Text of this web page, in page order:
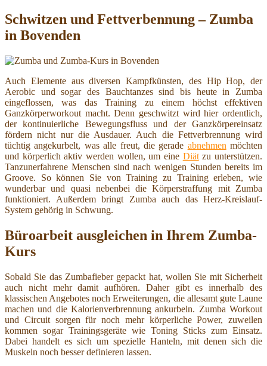
Schwitzen und Fettverbennung – Zumba
in Bovenden
Auch Elemente aus diversen Kampfkünsten, des Hip Hop, der
Aerobic und sogar des Bauchtanzes sind bis heute in Zumba
eingeflossen, was das Training zu einem höchst effektiven
Ganzkörperworkout macht. Denn geschwitzt wird hier ordentlich,
der kontinuierliche Bewegungsfluss und der Ganzkörpereinsatz
fördern nicht nur die Ausdauer. Auch die Fettverbrennung wird
tüchtig angekurbelt, was alle freut, die gerade abnehmen möchten
und körperlich aktiv werden wollen, um eine Diätzu unterstützen.
Tanzunerfahrene Menschen sind nach wenigen Stunden bereits im
Groove. So können Sie von Training zu Training erleben, wie
wunderbar und quasi nebenbei die Körperstraffung mit Zumba
funktioniert. Außerdem bringt Zumba auch das Herz-Kreislauf-
System gehörig in Schwung.
Büroarbeit ausgleichen in Ihrem Zumba-
Kurs
Sobald Sie das Zumbafieber gepackt hat, wollen Sie mit Sicherheit
auch nicht mehr damit aufhören. Daher gibt es innerhalb des
klassischen Angebotes noch Erweiterungen, die allesamt gute Laune
machen und die Kalorienverbrennung ankurbeln. Zumba Workout
und Circuit sorgen für noch mehr körperliche Power, zuweilen
kommen sogar Trainingsgeräte wie Toning Sticks zum Einsatz.
Dabei handelt es sich um spezielle Hanteln, mit denen sich die
Muskeln noch besser definieren lassen.